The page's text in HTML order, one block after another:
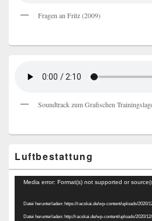
Fragen an Fritz (2009)
Soundtrack zum Grafischen
Luftbestattung
Video-
Media error: Format(s) not supported or
Datei herunterladen: https://racskai.de/wp-content/uploads/2020/
Datei herunterladen: http://racskai.de/wp-content/uploads/2020/